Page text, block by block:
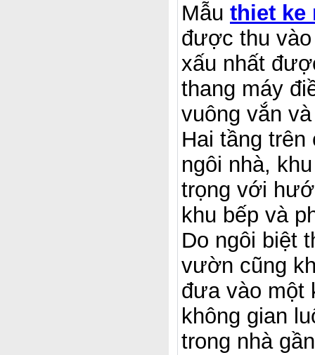
Mẫu thiet ke
được thu
xấu nhất
thang máy
vuông vắn
Hai tầng
ngôi nhà,
trọng với
khu bếp và
Do ngôi biệt
vườn cũng
đưa vào một
không gian
trong nhà